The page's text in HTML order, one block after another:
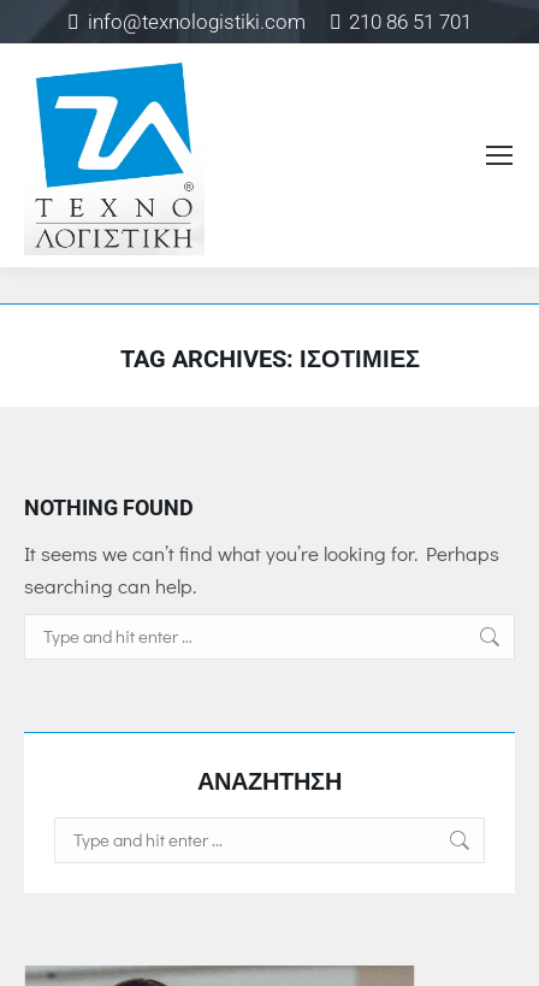
info@texnologistiki.com 210 86 51 701
TAG ARCHIVES: ΙΣΟΤΙΜΊΕΣ
NOTHING FOUND
It seems we can’t find what you’re looking for. Perhaps
searching can help.
Search:
ΑΝΑΖΗΤΗΣΗ
Search: